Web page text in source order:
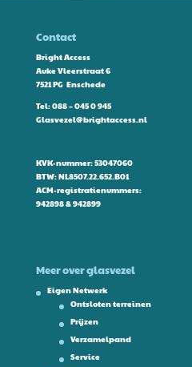
Contact
Bright Access
Auke Vleerstraat 6
7521 PG Enschede
Tel:088 – 045 0 945
Glasvezel@brightaccess.nl
KVK-nummer: 53047060
BTW: NL8507.22.652.B01
ACM-registratienummers:
942898 & 942899
Meer over glasvezel
Eigen Netwerk
Ontsloten terreinen
Prijzen
Verzamelpand
Service